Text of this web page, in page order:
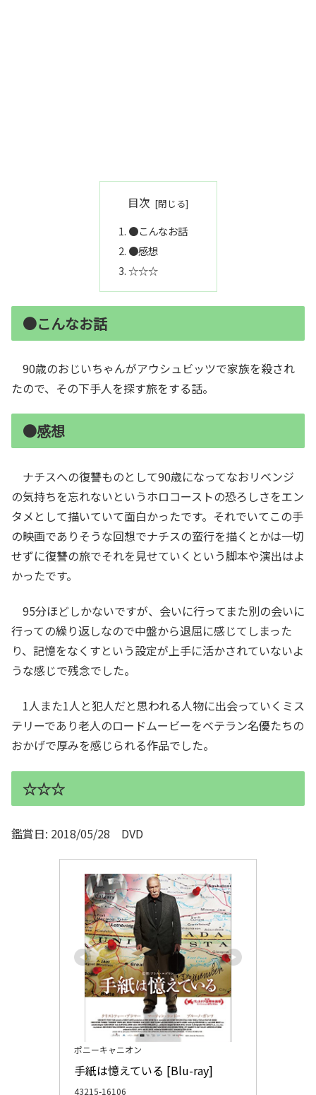
目次
●こんなお話
●感想
☆☆☆
●こんなお話
90歳のおじいちゃんがアウシュビッツで家族を殺され
たので、その下手人を探す旅をする話。
●感想
ナチスへの復讐ものとして90歳になってなおリベンジ
の気持ちを忘れないというホロコーストの恐ろしさをエン
タメとして描いていて面白かったです。それでいてこの手
の映画でありそうな回想でナチスの蛮行を描くとかは一切
せずに復讐の旅でそれを見せていくという脚本や演出はよ
かったです。
95分ほどしかないですが、会いに行ってまた別の会いに
行っての繰り返しなので中盤から退屈に感じてしまった
り、記憶をなくすという設定が上手に活かされていないよ
うな感じで残念でした。
1人また1人と犯人だと思われる人物に出会っていくミス
テリーであり老人のロードムービーをベテラン名優たちの
おかげで厚みを感じられる作品でした。
☆☆☆
鑑賞日: 2018/05/28 DVD
ポニーキャニオン
手紙は憶えている [Blu-ray]
43215-16106